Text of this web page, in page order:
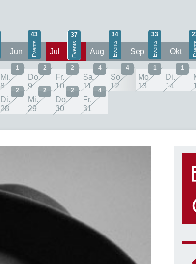
Jun
43
Jul
37
Aug
34
Sep
33
Okt
Mi.
8
1
Do.
9
2
Fr.
10
2
Sa.
11
4
So.
12
4
Mo.
13
1
Di.
14
1
Di.
28
2
Mi.
29
2
Do.
30
2
Fr.
31
4